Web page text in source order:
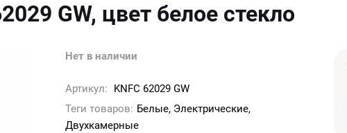
GW, цвет белое стекло
Нет в наличии
Артикул:
KNFC 62029 GW
Теги товаров: Белые, Электрические,
Двухкамерные